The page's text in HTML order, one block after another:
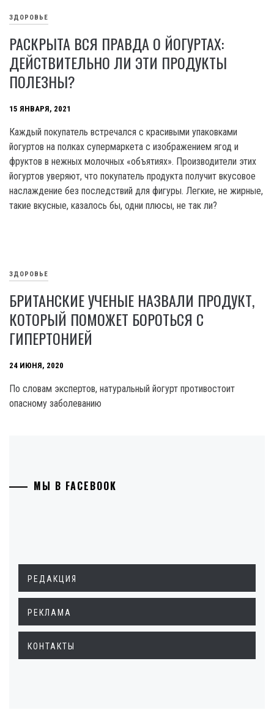
ЗДОРОВЬЕ
РАСКРЫТА ВСЯ ПРАВДА О ЙОГУРТАХ:
ДЕЙСТВИТЕЛЬНО ЛИ ЭТИ ПРОДУКТЫ
ПОЛЕЗНЫ?
15 ЯНВАРЯ, 2021
Каждый покупатель встречался с красивыми упаковками
йогуртов на полках супермаркета с изображением ягод и
фруктов в нежных молочных «объятиях». Производители этих
йогуртов уверяют, что покупатель продукта получит вкусовое
наслаждение без последствий для фигуры. Легкие, не жирные,
такие вкусные, казалось бы, одни плюсы, не так ли?
ЗДОРОВЬЕ
БРИТАНСКИЕ УЧЕНЫЕ НАЗВАЛИ ПРОДУКТ,
КОТОРЫЙ ПОМОЖЕТ БОРОТЬСЯ С
ГИПЕРТОНИЕЙ
24 ИЮНЯ, 2020
По словам экспертов, натуральный йогурт противостоит
опасному заболеванию
МЫ В FACEBOOK
РЕДАКЦИЯ
РЕКЛАМА
КОНТАКТЫ